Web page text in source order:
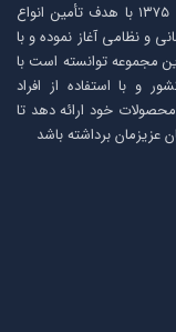
گروه صنعتی – بازرگانی البرز فعالیت خود را از سال ۱۳۷۵ با هدف تأمین انواع
و نظامی آغاز نموده و با
مجموعه توانسته است با
و با استفاده از افراد
خود ارائه دهد تا
برداشته باشد